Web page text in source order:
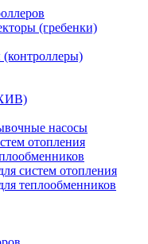
(гребенки)
насосы
отопления
систем отопления
теплообменников